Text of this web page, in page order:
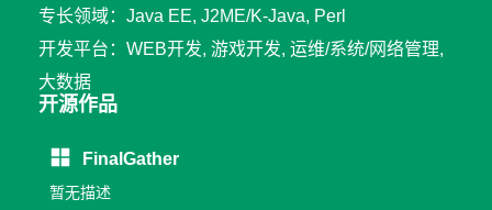
专长领域：Java EE, J2ME/K-Java, Perl
开发平台：WEB开发, 游戏开发, 运维/系统/网络管理,
大数据
开源作品
FinalGather
暂无描述